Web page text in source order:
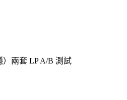
兩套 LP A/B 測試